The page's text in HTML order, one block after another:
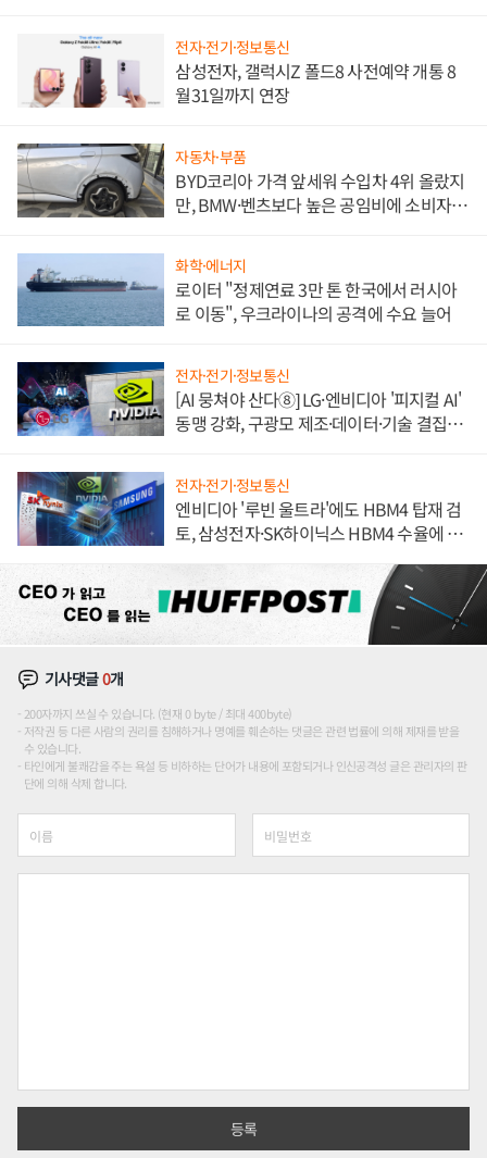
전자·전기·정보통신
삼성전자, 갤럭시Z 폴드8 사전예약 개통 8
월31일까지 연장
자동차·부품
BYD코리아 가격 앞세워 수입차 4위 올랐지
만, BMW·벤츠보다 높은 공임비에 소비자
화학·에너지
로이터 "정제연료 3만 톤 한국에서 러시아
로 이동", 우크라이나의 공격에 수요 늘어
전자·전기·정보통신
[AI 뭉쳐야 산다⑧] LG·엔비디아 '피지컬 AI'
동맹 강화, 구광모 제조·데이터·기술 결집
전자·전기·정보통신
엔비디아 '루빈 울트라'에도 HBM4 탑재 검
토, 삼성전자·SK하이닉스 HBM4 수율에 주
기사댓글0개
200자까지 쓰실 수 있습니다. (현재 0 byte / 최대 400byte)
저작권 등 다른 사람의 권리를 침해하거나 명예를 훼손하는 댓글은 관련 법률에 의해 제재를 받을
수 있습니다.
타인에게 불쾌감을 주는 욕설 등 비하하는 단어가 내용에 포함되거나 인신공격성 글은 관리자의 판
단에 의해 삭제 합니다.